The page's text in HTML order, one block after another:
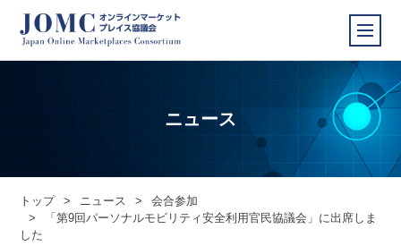
ニュース
トップ > ニュース >
会合参加
>
「第9回パーソナルモビリティ安全利用官民協議会」に出席しま
した